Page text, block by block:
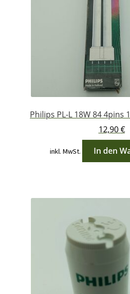
Philips PL-L 18W 84 4pins
12,90€
inkl. MwSt. In den